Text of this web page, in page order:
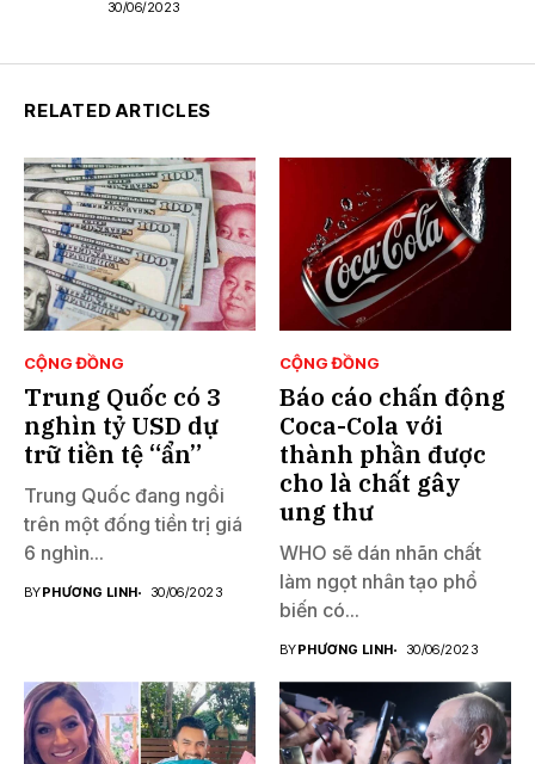
30/06/2023
RELATED ARTICLES
CỘNG ĐỒNG
Trung Quốc có 3
nghìn tỷ USD dự
trữ tiền tệ “ẩn”
Trung Quốc đang ngồi
trên một đống tiền trị giá
6 nghìn...
BYPHƯƠNG LINH 30/06/2023
CỘNG ĐỒNG
Báo cáo chấn động
Coca-Cola với
thành phần được
cho là chất gây
ung thư
WHO sẽ dán nhãn chất
làm ngọt nhân tạo phổ
biến có...
BYPHƯƠNG LINH 30/06/2023